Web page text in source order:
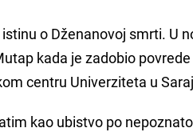
o Dženanovoj smrti. U
kada je zadobio
centru Univerziteta u
kao ubistvo po